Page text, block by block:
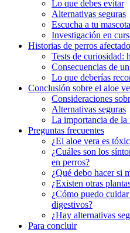
Lo que debes evitar
Alternativas seguras
Escucha a tu mascota
Investigación en
Historias de perros
Tests de curiosidad:
Consecuencias de
Lo que deberías
Conclusión sobre el aloe
Consideraciones
Alternativas seguras
La importancia de la
Preguntas frecuentes
¿El aloe vera es
¿Cuáles son los
en perros?
¿Qué debo hacer si
¿Existen otras
¿Cómo puedo
digestivos?
¿Hay alternativas
Para concluir